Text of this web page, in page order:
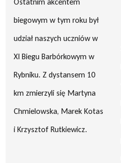
biegowym w tym roku był
udział naszych uczniów w
XI Biegu Barbórkowym w
Rybniku. Z dystansem 10
km zmierzyli się Martyna
Chmielowska, Marek Kotas
i Krzysztof Rutkiewicz.